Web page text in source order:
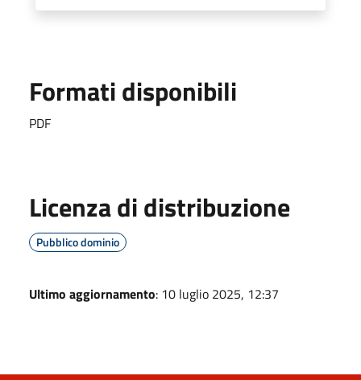
Formati disponibili
PDF
Licenza di distribuzione
Pubblico dominio
Ultimo aggiornamento: 10 luglio 2025, 12:37